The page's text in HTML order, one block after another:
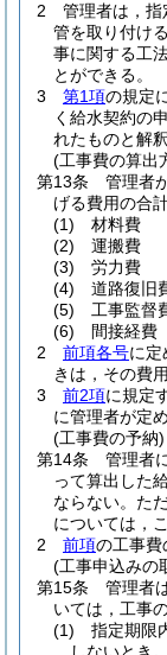
2
管理者は，
管を取り付け
事に関する工
とができる。
3
第1項の規定
く給水契約の
れたものと解
(工事費の算出
第13条
管理者
げる費用の合
(1)
材料費
(2)
運搬費
(3)
労力費
(4)
道路復旧
(5)
工事監督
(6)
間接経費
2
前項各号に定
きは，その費
3
前2項に規定
に管理者が定め
(工事費の予納)
第14条
管理者
って算出した
ならない。 た
については，
2
前項の工事費
(工事申込みの
第15条
管理者
いては，工事
(1)
指定期限